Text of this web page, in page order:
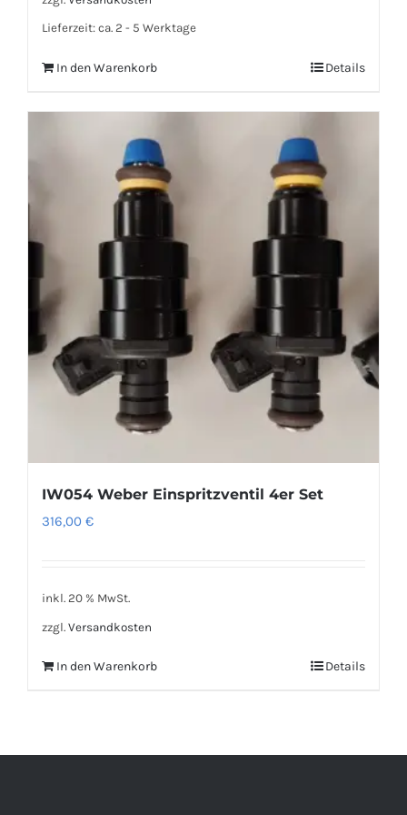
Lieferzeit: ca. 2 - 5 Werktage
In den Warenkorb Details
IW054 Weber Einspritzventil 4er Set
316,00 €
inkl. 20 % MwSt.
zzgl. Versandkosten
In den Warenkorb Details